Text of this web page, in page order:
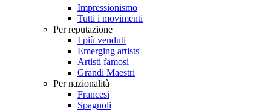
Impressionismo
Tutti i movimenti
Per reputazione
I più venduti
Emerging artists
Artisti famosi
Grandi Maestri
Per nazionalità
Francesi
Spagnoli